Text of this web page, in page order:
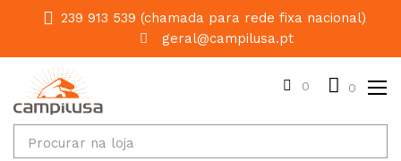
239 913 539 (chamada para rede fixa nacional)
geral@campilusa.pt
0 0